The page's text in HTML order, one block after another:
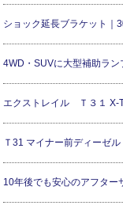
ショック延長ブラケット｜
4WD・SUVに大型補助ラ
エクストレイル Ｔ３１ X-
Ｔ31 マイナー前ディーゼ
10年後でも安心のアフター